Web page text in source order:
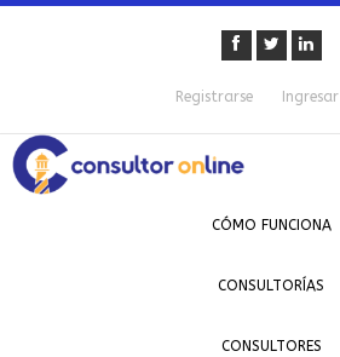
Registrarse Ingresar
CÓMO FUNCIONA
CONSULTORÍAS
CONSULTORES